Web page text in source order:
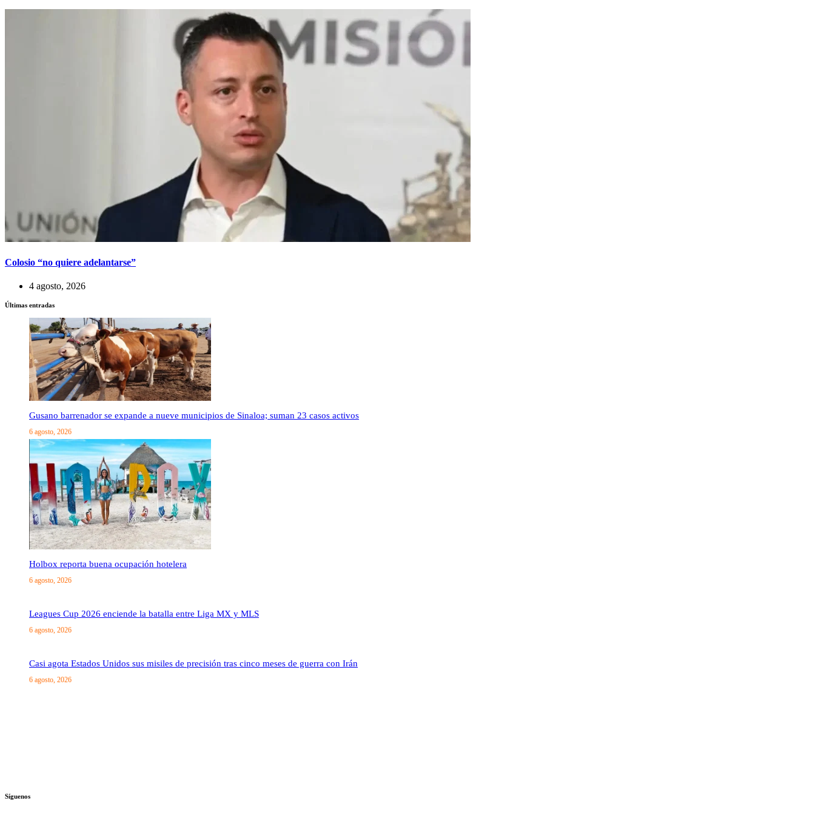
Colosio “no quiere adelantarse”
4 agosto, 2026
Últimas entradas
Gusano barrenador se expande a nueve municipios de Sinaloa; suman 23 casos activos
6 agosto, 2026
Holbox reporta buena ocupación hotelera
6 agosto, 2026
Leagues Cup 2026 enciende la batalla entre Liga MX y MLS
6 agosto, 2026
Casi agota Estados Unidos sus misiles de precisión tras cinco meses de guerra con Irán
6 agosto, 2026
Síguenos